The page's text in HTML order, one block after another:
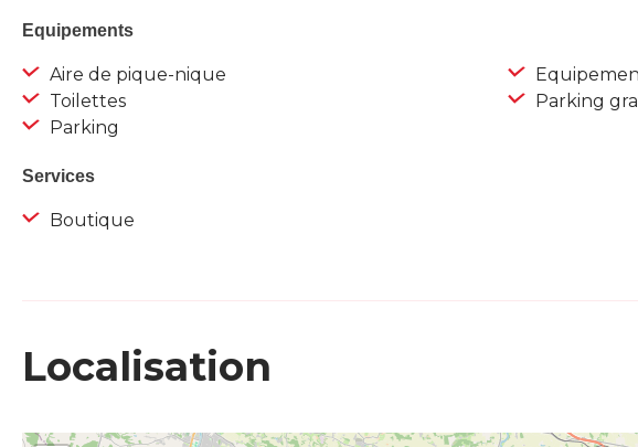
Equipements
Aire de pique-nique
Toilettes
Parking
Parking
Services
Boutique
Localisation